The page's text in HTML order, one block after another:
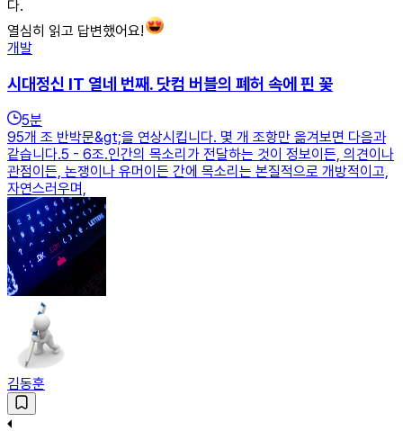
다.
열심히 읽고 답변했어요!
개발
시대정신 IT 열네 번째. 닷컴 버블의 폐허 속에 핀 꽃
5분
95개 조 반박문&gt;을 연상시킵니다. 몇 개 조항만 옮겨보면 다음과
같습니다.5 - 6조.인간의 목소리가 전달하는 것이 정보이든, 의견이나
관점이든, 논쟁이나 유머이든 간에 목소리는 본질적으로 개방적이고,
자연스러우며,
김동훈